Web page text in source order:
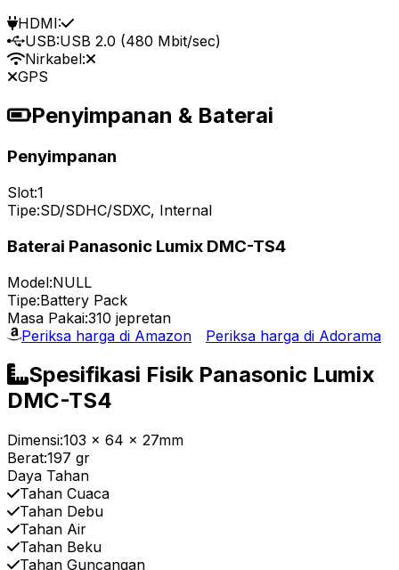
HDMI:
USB:USB 2.0 (480 Mbit/sec)
Nirkabel:
GPS
Penyimpanan & Baterai
Penyimpanan
Slot:1
Tipe:SD/SDHC/SDXC, Internal
Baterai Panasonic Lumix DMC-TS4
Model:NULL
Tipe:Battery Pack
Masa Pakai:310 jepretan
Periksa harga di Amazon
Periksa harga di Adorama
Spesifikasi Fisik Panasonic Lumix
DMC-TS4
Dimensi:103 x 64 x 27mm
Berat:197 gr
Daya Tahan
Tahan Cuaca
Tahan Debu
Tahan Air
Tahan Beku
Tahan Guncangan